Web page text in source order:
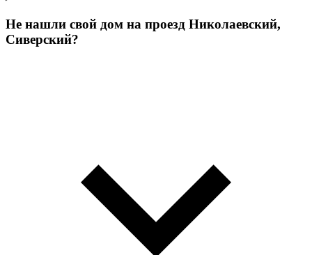
Не нашли свой дом на проезд Николаевский,
Сиверский?